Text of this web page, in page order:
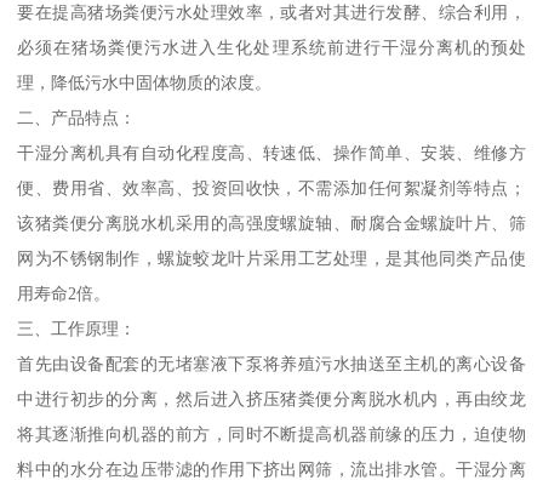
要在提高猪场粪便污水处理效率，或者对其进行发酵、综合利用，
必须在猪场粪便污水进入生化处理系统前进行干湿分离机的预处
理，降低污水中固体物质的浓度。
二、产品特点：
干湿分离机具有自动化程度高、转速低、操作简单、安装、维修方
便、费用省、效率高、投资回收快，不需添加任何絮凝剂等特点；
该猪粪便分离脱水机采用的高强度螺旋轴、耐腐合金螺旋叶片、筛
网为不锈钢制作，螺旋蛟龙叶片采用工艺处理，是其他同类产品使
用寿命2倍。
三、工作原理：
首先由设备配套的无堵塞液下泵将养殖污水抽送至主机的离心设备
中进行初步的分离，然后进入挤压猪粪便分离脱水机内，再由绞龙
将其逐渐推向机器的前方，同时不断提高机器前缘的压力，迫使物
料中的水分在边压带滤的作用下挤出网筛，流出排水管。干湿分离